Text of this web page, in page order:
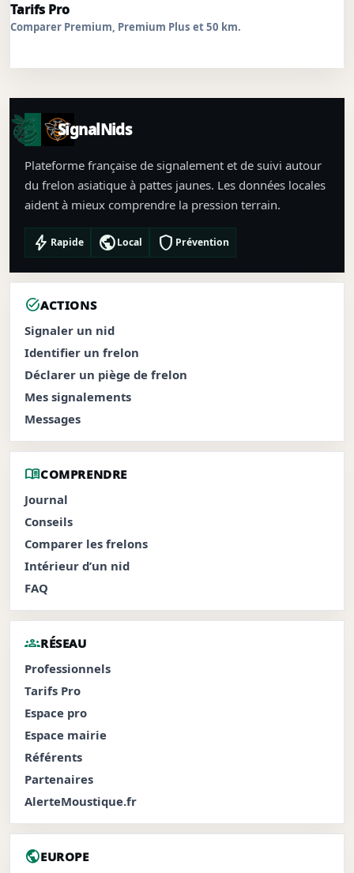
Tarifs Pro
Comparer Premium, Premium Plus et 50 km.
SignalNids
Plateforme française de signalement et de suivi autour
du frelon asiatique à pattes jaunes. Les données locales
aident à mieux comprendre la pression terrain.
bolt Rapide publicLocal shield Prévention
task_altACTIONS
Signaler un nid
Identifier un frelon
Déclarer un piège de frelon
Mes signalements
Messages
menu_bookCOMPRENDRE
Journal
Conseils
Comparer les frelons
Intérieur d’un nid
FAQ
groupsRÉSEAU
Professionnels
Tarifs Pro
Espace pro
Espace mairie
Référents
Partenaires
AlerteMoustique.fr
publicEUROPE